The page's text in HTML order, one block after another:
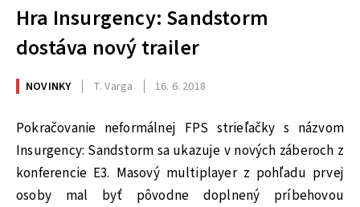
Hra Insurgency: Sandstorm
dostáva nový trailer
NOVINKY T. Varga 16. 6. 2018
Pokračovanie neformálnej FPS strieľačky s názvom
Insurgency: Sandstorm sa ukazuje v nových záberoch z
konferencie E3. Masový multiplayer z pohľadu prvej
osoby mal byť pôvodne doplnený príbehovou